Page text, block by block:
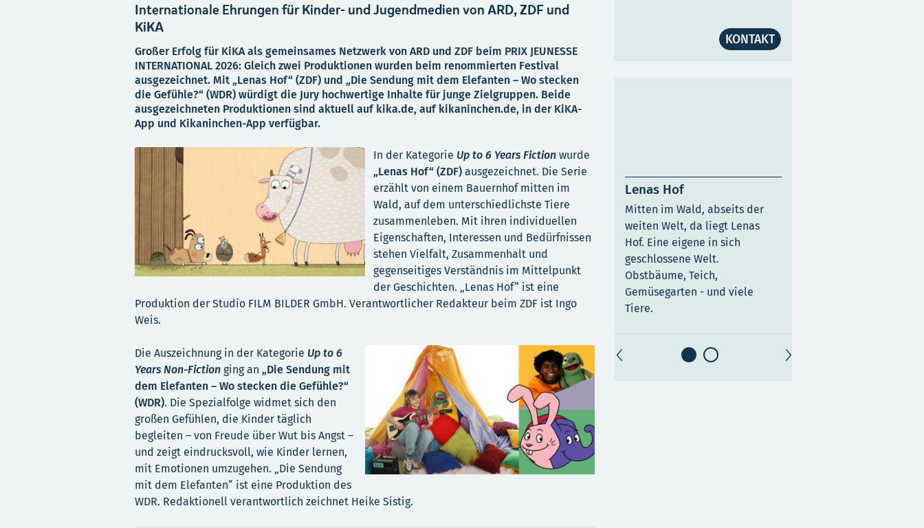
Internationale Ehrungen für Kinder- und Jugendmedien von ARD, ZDF und
KiKA
Großer Erfolg für KiKA als gemeinsames Netzwerk von ARD und ZDF beim PRIX JEUNESSE
INTERNATIONAL 2026: Gleich zwei Produktionen wurden beim renommierten Festival
ausgezeichnet. Mit „Lenas Hof“ (ZDF) und „Die Sendung mit dem Elefanten – Wo stecken
die Gefühle?“ (WDR) würdigt die Jury hochwertige Inhalte für junge Zielgruppen. Beide
ausgezeichneten Produktionen sind aktuell auf kika.de, auf kikaninchen.de, in der KiKA-
App und Kikaninchen-App verfügbar.
In der Kategorie Up to 6 Years Fictionwurde
„Lenas Hof“ (ZDF)ausgezeichnet. Die Serie
erzählt von einem Bauernhof mitten im
Wald, auf dem unterschiedlichste Tiere
zusammenleben. Mit ihren individuellen
Eigenschaften, Interessen und Bedürfnissen
stehen Vielfalt, Zusammenhalt und
gegenseitiges Verständnis im Mittelpunkt
der Geschichten. „Lenas Hof“ ist eine
Produktion der Studio FILM BILDER GmbH. Verantwortlicher Redakteur beim ZDF ist Ingo
Weis.
Die Auszeichnung in der Kategorie Up to 6
Years Non-Fiction ging an „Die Sendung mit
dem Elefanten – Wo stecken die Gefühle?“
(WDR). Die Spezialfolge widmet sich den
großen Gefühlen, die Kinder täglich
begleiten – von Freude über Wut bis Angst –
und zeigt eindrucksvoll, wie Kinder lernen,
mit Emotionen umzugehen. „Die Sendung
mit dem Elefanten“ ist eine Produktion des
WDR. Redaktionell verantwortlich zeichnet Heike Sistig.
KONTAKT
Lenas Hof
Mitten im Wald, abseits der
weiten Welt, da liegt Lenas
Hof. Eine eigene in sich
geschlossene Welt.
Obstbäume, Teich,
Gemüsegarten - und viele
Tiere.